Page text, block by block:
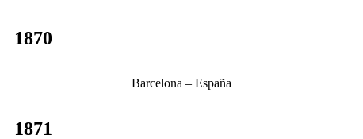
1870
Barcelona – España
1871